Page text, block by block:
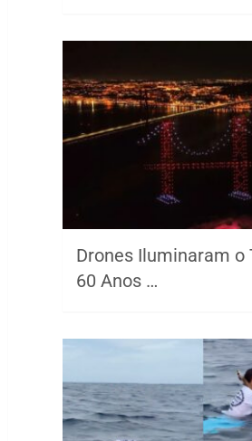
Drones Iluminaram o
60 Anos …